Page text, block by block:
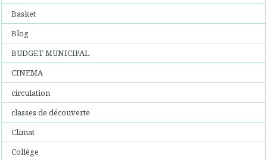
Basket
Blog
BUDGET MUNICIPAL
CINEMA
circulation
classes de découverte
Climat
Collége